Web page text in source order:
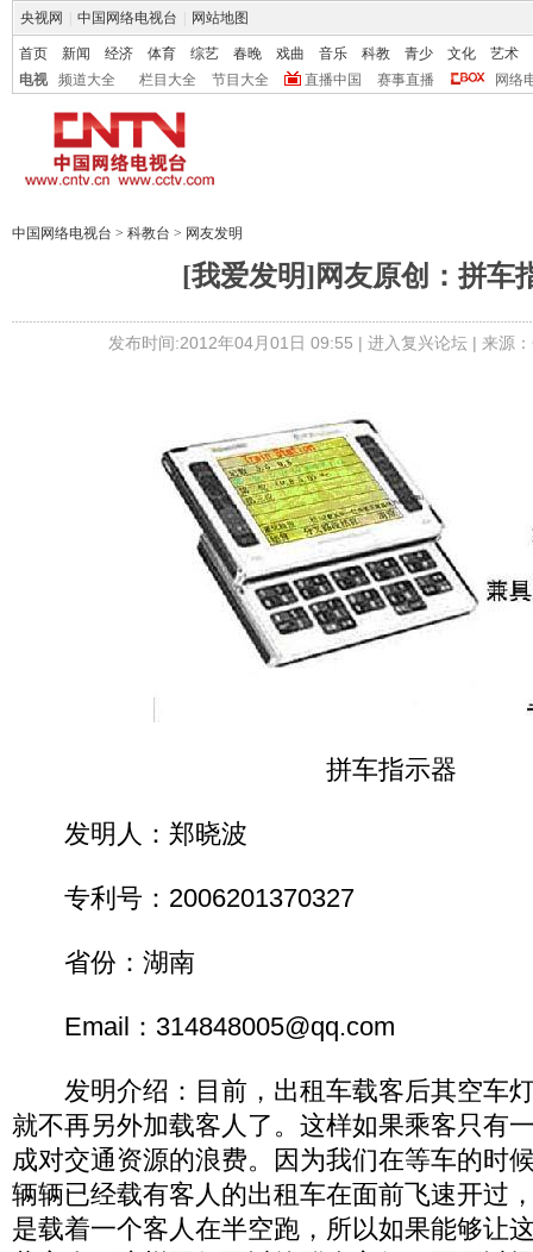
央视网 中国网络电视台 网站地图
首页 新闻 经济 体育 综艺 春晚 戏曲 音乐 科教 青少 文化
艺术
电视
频道大全 栏目大全 节目大全 直播中国 赛事直播 网络
中国网络电视台 > 科教台 > 网友发明
[我爱发明]网友原创：拼车
发布时间:2012年04月01日 09:55 | 进入复兴论坛| 来源
拼车指示器
发明人：郑晓波
专利号：2006201370327
省份：湖南
Email：314848005@qq.com
发明介绍：目前，出租车载客后其空车
就不再另外加载客人了。这样如果乘客只有
成对交通资源的浪费。因为我们在等车的时
辆辆已经载有客人的出租车在面前飞速开过
是载着一个客人在半空跑，所以如果能够让